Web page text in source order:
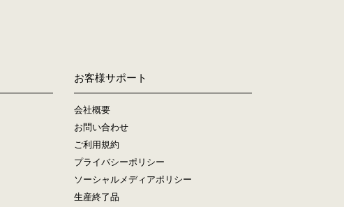
お客様サポート
会社概要
お問い合わせ
ご利用規約
プライバシーポリシー
ソーシャルメディアポリシー
生産終了品